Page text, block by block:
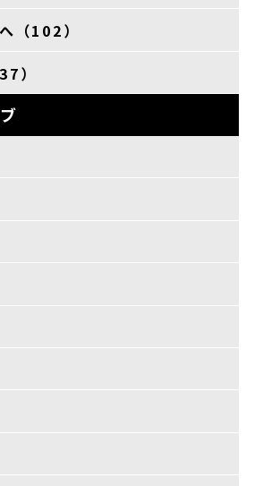
（102）
）